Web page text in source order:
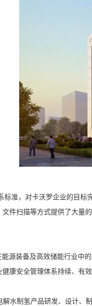
准，对卡沃罗企业的目
件扫描等方式提供了大量
源装备及高效储能行业中
康安全管理体系持续、有
水制氢产品研发、设计、